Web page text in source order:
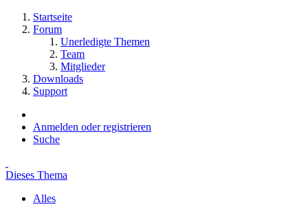
Startseite
Forum
Unerledigte Themen
Team
Mitglieder
Downloads
Support
Anmelden oder registrieren
Suche
Dieses Thema
Alles